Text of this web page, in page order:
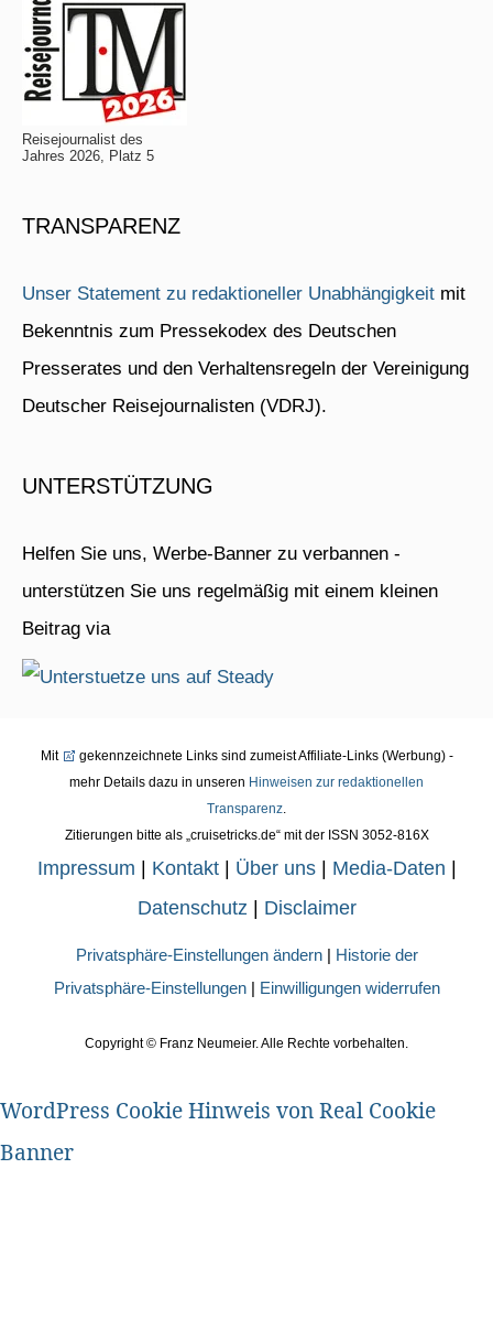
Reisejournalist des
Jahres 2026, Platz 5
TRANSPARENZ
Unser Statement zu redaktioneller Unabhängigkeit mit
Bekenntnis zum Pressekodex des Deutschen
Presserates und den Verhaltensregeln der Vereinigung
Deutscher Reisejournalisten (VDRJ).
UNTERSTÜTZUNG
Helfen Sie uns, Werbe-Banner zu verbannen -
unterstützen Sie uns regelmäßig mit einem kleinen
Beitrag via
Mit
gekennzeichnete Links sind zumeist Affiliate-Links (Werbung) -
mehr Details dazu in unseren Hinweisen zur redaktionellen
Transparenz.
Zitierungen bitte als „cruisetricks.de“ mit der ISSN 3052-816X
Impressum Kontakt| Über uns| Media-Daten
Datenschutz| Disclaimer
Privatsphäre-Einstellungen ändern| Historie der
Privatsphäre-Einstellungen| Einwilligungen widerrufen
Copyright © Franz Neumeier. Alle Rechte vorbehalten.
WordPress Cookie Hinweis von Real Cookie
Banner